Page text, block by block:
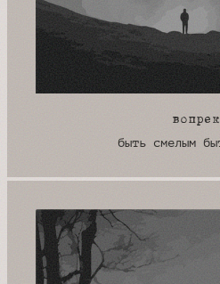
быть смелым